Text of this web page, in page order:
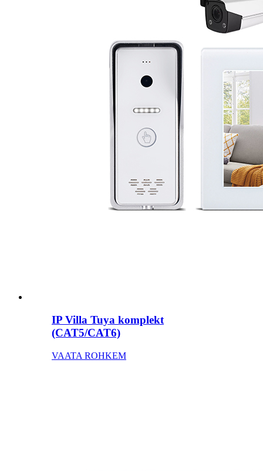
IP Villa Tuya komplekt
(CAT5/CAT6)
VAATA ROHKEM